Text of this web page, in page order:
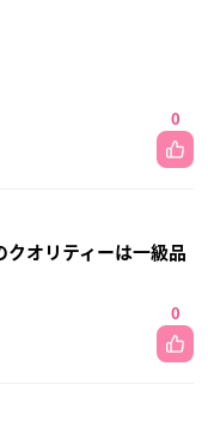
0
クオリティーは一級品
0